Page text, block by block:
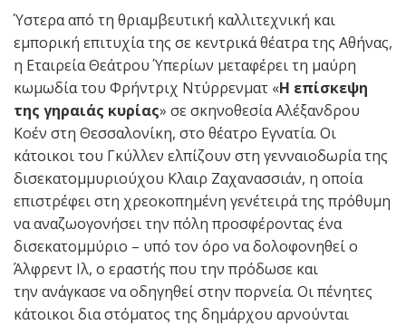
Ύστερα από τη θριαμβευτική καλλιτεχνική και
εμπορική επιτυχία της σε κεντρικά θέατρα της Αθήνας,
η Εταιρεία Θεάτρου Ύπερίων μεταφέρει τη μαύρη
κωμωδία του Φρήντριχ Ντύρρενματ «Η επίσκεψη
της γηραιάς κυρίας» σε σκηνοθεσία Αλέξανδρου
Κοέν στη Θεσσαλονίκη, στο θέατρο Εγνατία. Οι
κάτοικοι του Γκύλλεν ελπίζουν στη γενναιοδωρία της
δισεκατομμυριούχου Κλαιρ Ζαχανασσιάν, η οποία
επιστρέφει στη χρεοκοπημένη γενέτειρά της πρόθυμη
να αναζωογονήσει την πόλη προσφέροντας ένα
δισεκατομμύριο – υπό τον όρο να δολοφονηθεί ο
Άλφρεντ Ιλ, ο εραστής που την πρόδωσε και
την ανάγκασε να οδηγηθεί στην πορνεία. Οι πένητες
κάτοικοι δια στόματος της δημάρχου αρνούνται